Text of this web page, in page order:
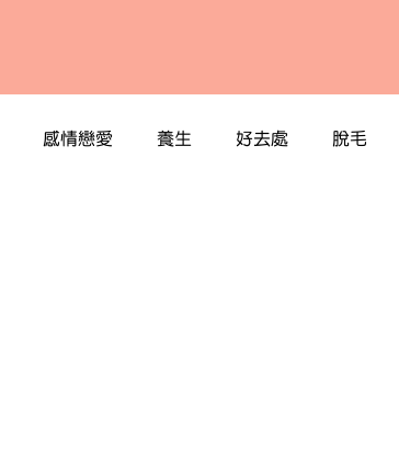
感情戀愛 養生 好去處 脫毛